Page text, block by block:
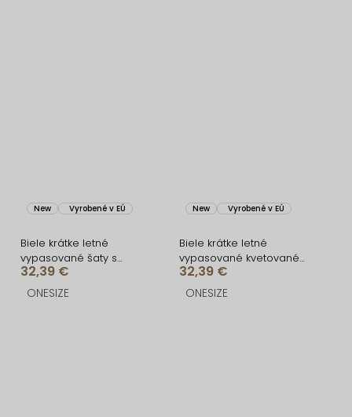
New Vyrobené v EÚ
Biele krátke letné
vypasované šaty s
citrónmi SOLARIS
32,39 €
ONESIZE
New Vyrobené v EÚ
Biele krátke letné
vypasované kvetované
šaty SOLARIS
32,39 €
ONESIZE